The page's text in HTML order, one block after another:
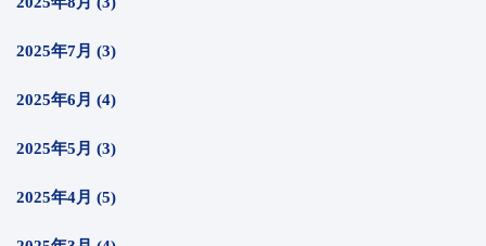
2025年7月 (3)
2025年6月 (4)
2025年5月 (3)
2025年4月 (5)